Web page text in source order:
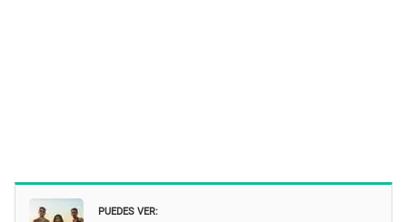
PUEDES VER: